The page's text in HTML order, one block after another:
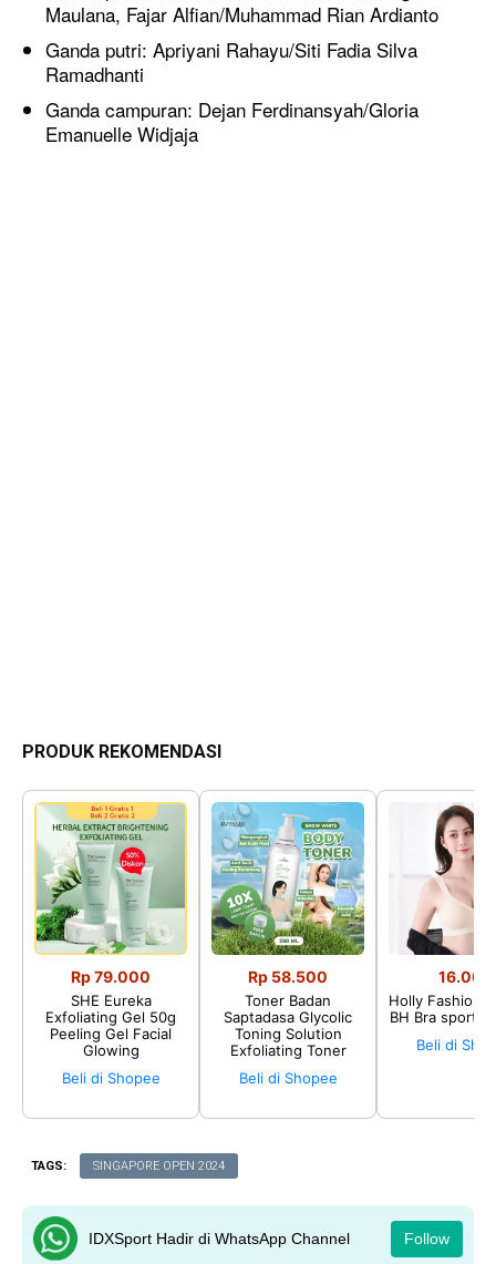
Maulana, Fajar Alfian/Muhammad Rian Ardianto
Ganda putri: Apriyani Rahayu/Siti Fadia Silva
Ramadhanti
Ganda campuran: Dejan Ferdinansyah/Gloria
Emanuelle Widjaja
PRODUK REKOMENDASI
Rp 79.000
SHE Eureka
Exfoliating Gel 50g
Peeling Gel Facial
Glowing
Beli di Shopee
Rp 58.500
Toner Badan
Saptadasa Glycolic
Toning Solution
Exfoliating Toner
Beli di Shopee
16.002
Holly Fashion♛
BH Bra sport
Beli di
TAGS: SINGAPORE OPEN 2024
IDXSport Hadir di WhatsApp Channel Follow